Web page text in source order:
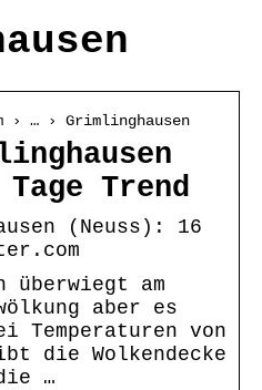
› … › Grimlinghausen
Trend
(Neuss): 16
überwiegt am
aber es
Temperaturen von
die Wolkendecke
…